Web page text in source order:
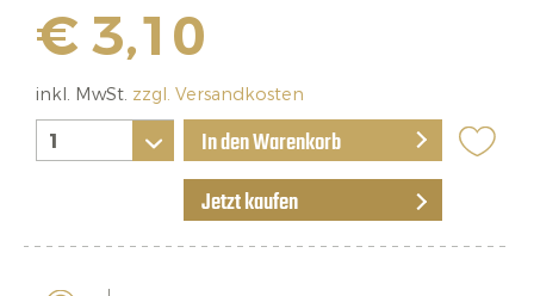
€ 3,10
inkl. MwSt. zzgl. Versandkosten
In den Warenkorb
Jetzt kaufen